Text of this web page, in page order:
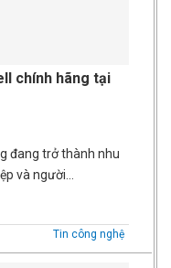
chính hãng tại
đang trở thành nhu
và người…
Tin công nghệ